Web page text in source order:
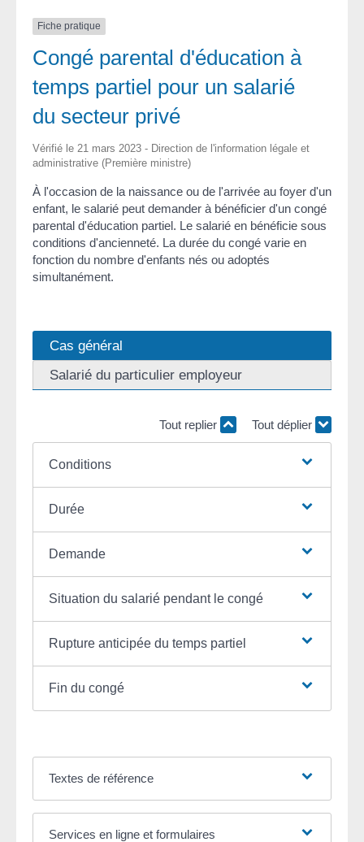
Fiche pratique
Congé parental d'éducation à
temps partiel pour un salarié
du secteur privé
Vérifié le 21 mars 2023 - Direction de l'information légale et
administrative (Première ministre)
À l'occasion de la naissance ou de l'arrivée au foyer d'un
enfant, le salarié peut demander à bénéficier d'un congé
parental d'éducation partiel. Le salarié en bénéficie sous
conditions d'ancienneté. La durée du congé varie en
fonction du nombre d'enfants nés ou adoptés
simultanément.
Cas général
Salarié du particulier employeur
Tout replier Tout déplier
Conditions
Durée
Demande
Situation du salarié pendant le congé
Rupture anticipée du temps partiel
Fin du congé
Textes de référence
Services en ligne et formulaires